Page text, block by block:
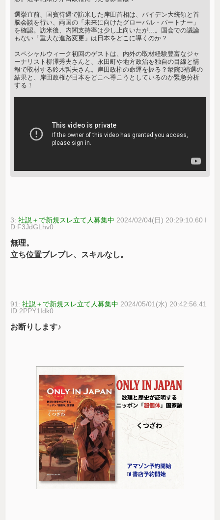
選挙直前、国賓待遇で訪米した岸田首相は、バイデン大統領と首
脳会談を行い、両国の「未来に向けたグローバル・パートナー」
を確認。訪米後、内閣支持率は少し上向いたが…。国会での議論
もない「重大な進路変更」は日本をどこに導くのか？
スペシャルウィーク初回のゲストは、内外の取材経験豊富なジャ
ーナリスト柳澤秀夫さんと、永田町や地方政治を独自の目線と情
報で取材する鈴木哲夫さん。岸田政権の命運を握る？衆院3補選の
結果と、岸田政権が日本をどこへ導こうとしているのか緊急分析
する！
3:社説＋で新規スレ立て人募集中 2024/02/04(日) 20:29:10.60 I
D:F3JdGLhv0
無理。
立ち位置ブレブレ、スキルなし。
91:社説＋で新規スレ立て人募集中 2024/05/01(水) 20:42:56.41
ID:2PPY1Idk0
お断りします♪